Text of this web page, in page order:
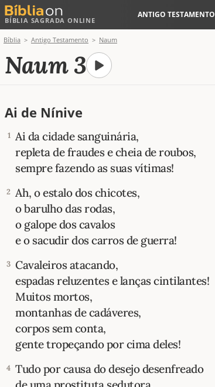
BÍBLIA SAGRADA ONLINE
ANTIGO TESTAMENTO
Bíblia Antigo Testamento Naum
Naum 3
Ai de Nínive
1 Ai da cidade sanguinária,
repleta de fraudes e cheia de roubos,
sempre fazendo as suas vítimas!
2 Ah, o estalo dos chicotes,
o barulho das rodas,
o galope dos cavalos
e o sacudir dos carros de guerra!
3 Cavaleiros atacando,
espadas reluzentes e lanças cintilantes!
Muitos mortos,
montanhas de cadáveres,
corpos sem conta,
gente tropeçando por cima deles!
4 Tudo por causa do desejo desenfreado